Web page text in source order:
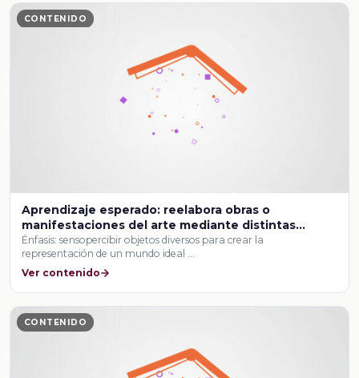
CONTENIDO
Aprendizaje esperado: reelabora obras o
manifestaciones del arte mediante distintas
técnicas de composición para crear y presentar
una producción artística interdisciplinaria con
sentido social.
Énfasis: sensopercibir objetos diversos para crear la
representación de un mundo ideal …
Ver contenido
CONTENIDO